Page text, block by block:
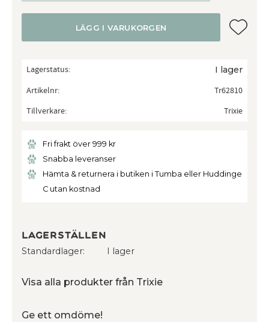
LÄGG I VARUKORGEN Lägg
Lagerstatus I lager
Artikelnr
Tr62810
Tillverkare
Trixie
Fri frakt över 999 kr
Snabba leveranser
Hämta & returnera i butiken i Tumba eller Huddinge
C utan kostnad
Lagerställen
Standardlager I lager
Visa alla produkter från Trixie
Ge ett omdöme!